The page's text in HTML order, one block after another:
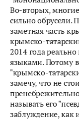
Во-вторых,
сильно обрусели.
заметная часть
крымско-
2014 года
языками. Потому
"крымско-
замечу, что не
называть его
заблуждение, как